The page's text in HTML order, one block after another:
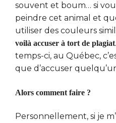
souvent et boum… si
peindre cet animal et
utiliser des couleurs
voilà accuser à tort de plagiat
temps-ci, au Québec,
que d’accuser
Alors comment faire ?
Personnellement, si je